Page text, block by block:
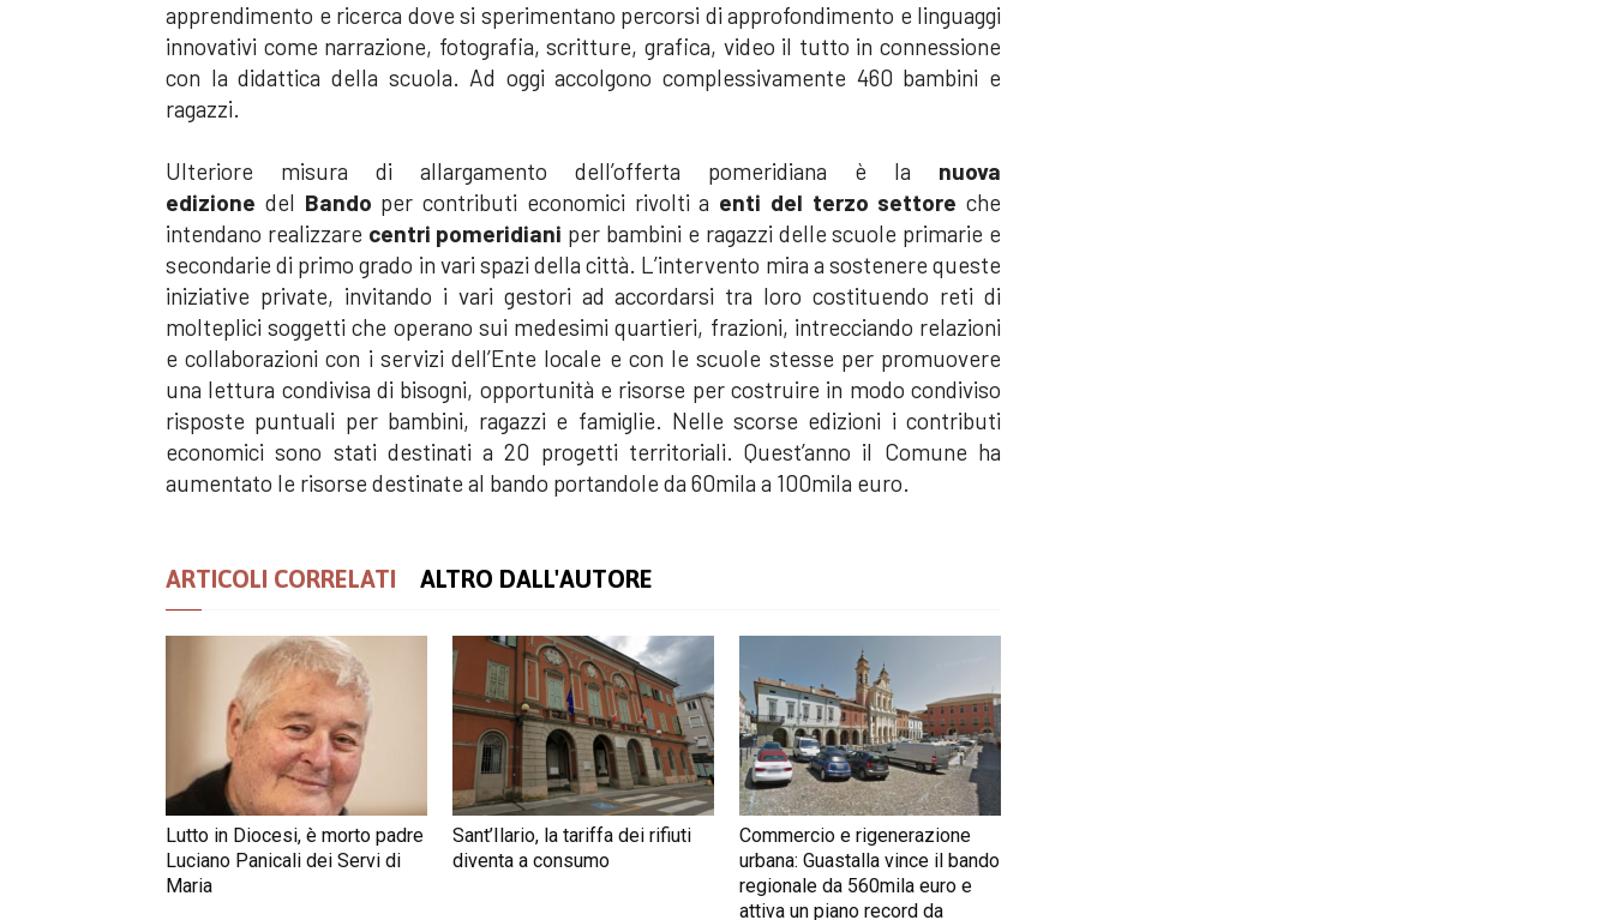
apprendimento e ricerca dove si sperimentano percorsi di approfondimento e linguaggi
innovativi come narrazione, fotografia, scritture, grafica, video il tutto in connessione
con la didattica della scuola. Ad oggi accolgono complessivamente 460 bambini e
ragazzi.
Ulteriore misura di allargamento dell’offerta pomeridiana è la nuova
edizione del Bando per contributi economici rivolti a enti del terzo settore che
intendano realizzare centri pomeridiani per bambini e ragazzi delle scuole primarie e
secondarie di primo grado in vari spazi della città. L’intervento mira a sostenere queste
iniziative private, invitando i vari gestori ad accordarsi tra loro costituendo reti di
molteplici soggetti che operano sui medesimi quartieri, frazioni, intrecciando relazioni
e collaborazioni con i servizi dell’Ente locale e con le scuole stesse per promuovere
una lettura condivisa di bisogni, opportunità e risorse per costruire in modo condiviso
risposte puntuali per bambini, ragazzi e famiglie. Nelle scorse edizioni i contributi
economici sono stati destinati a 20 progetti territoriali. Quest’anno il Comune ha
aumentato le risorse destinate al bando portandole da 60mila a 100mila euro.
ARTICOLI CORRELATI ALTRO DALL'AUTORE
Lutto in Diocesi, è morto padre
Luciano Panicali dei Servi di
Maria
Sant’Ilario, la tariffa dei rifiuti
diventa a consumo
Commercio e rigenerazione
urbana: Guastalla vince il bando
regionale da 560mila euro e
attiva un piano record da